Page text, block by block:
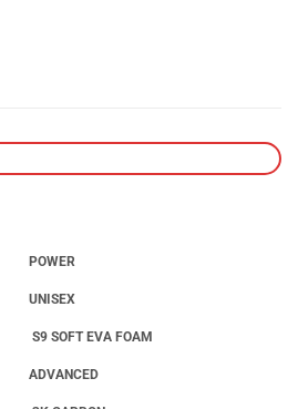
POWER
UNISEX
S9 SOFT EVA FOAM
ADVANCED